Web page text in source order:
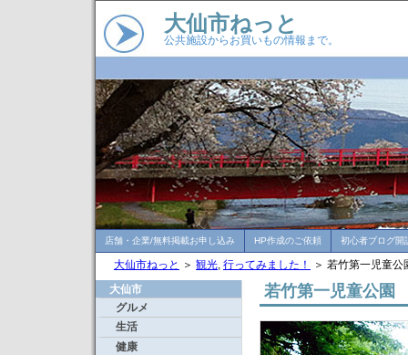
大仙市ねっと
公共施設からお買いもの情報まで。
店舗・企業/無料掲載お申し込み HP作成のご依頼 初心者ブログ開
大仙市ねっと ＞ 観光, 行ってみました！
＞ 若竹第一児童公
大仙市
グルメ
生活
健康
若竹第一児童公園